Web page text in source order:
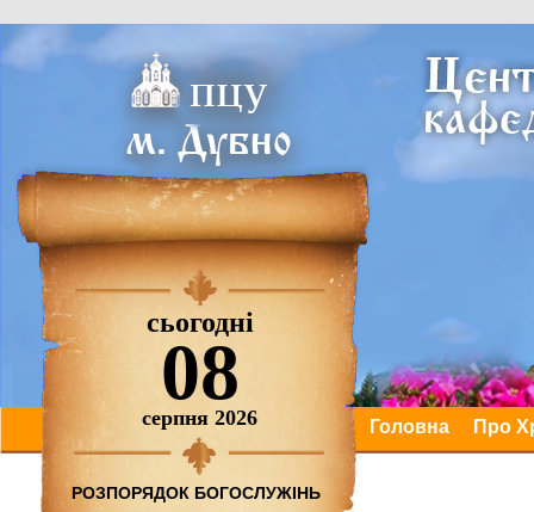
сьогодні
08
серпня 2026 Головна Про
РОЗПОРЯДОК БОГОСЛУЖІНЬ